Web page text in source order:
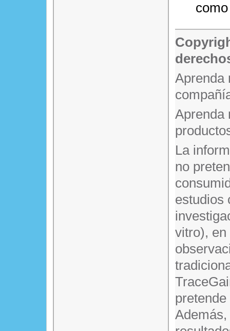
Aprenda
Aprenda
La
no
estudios
vitro), en